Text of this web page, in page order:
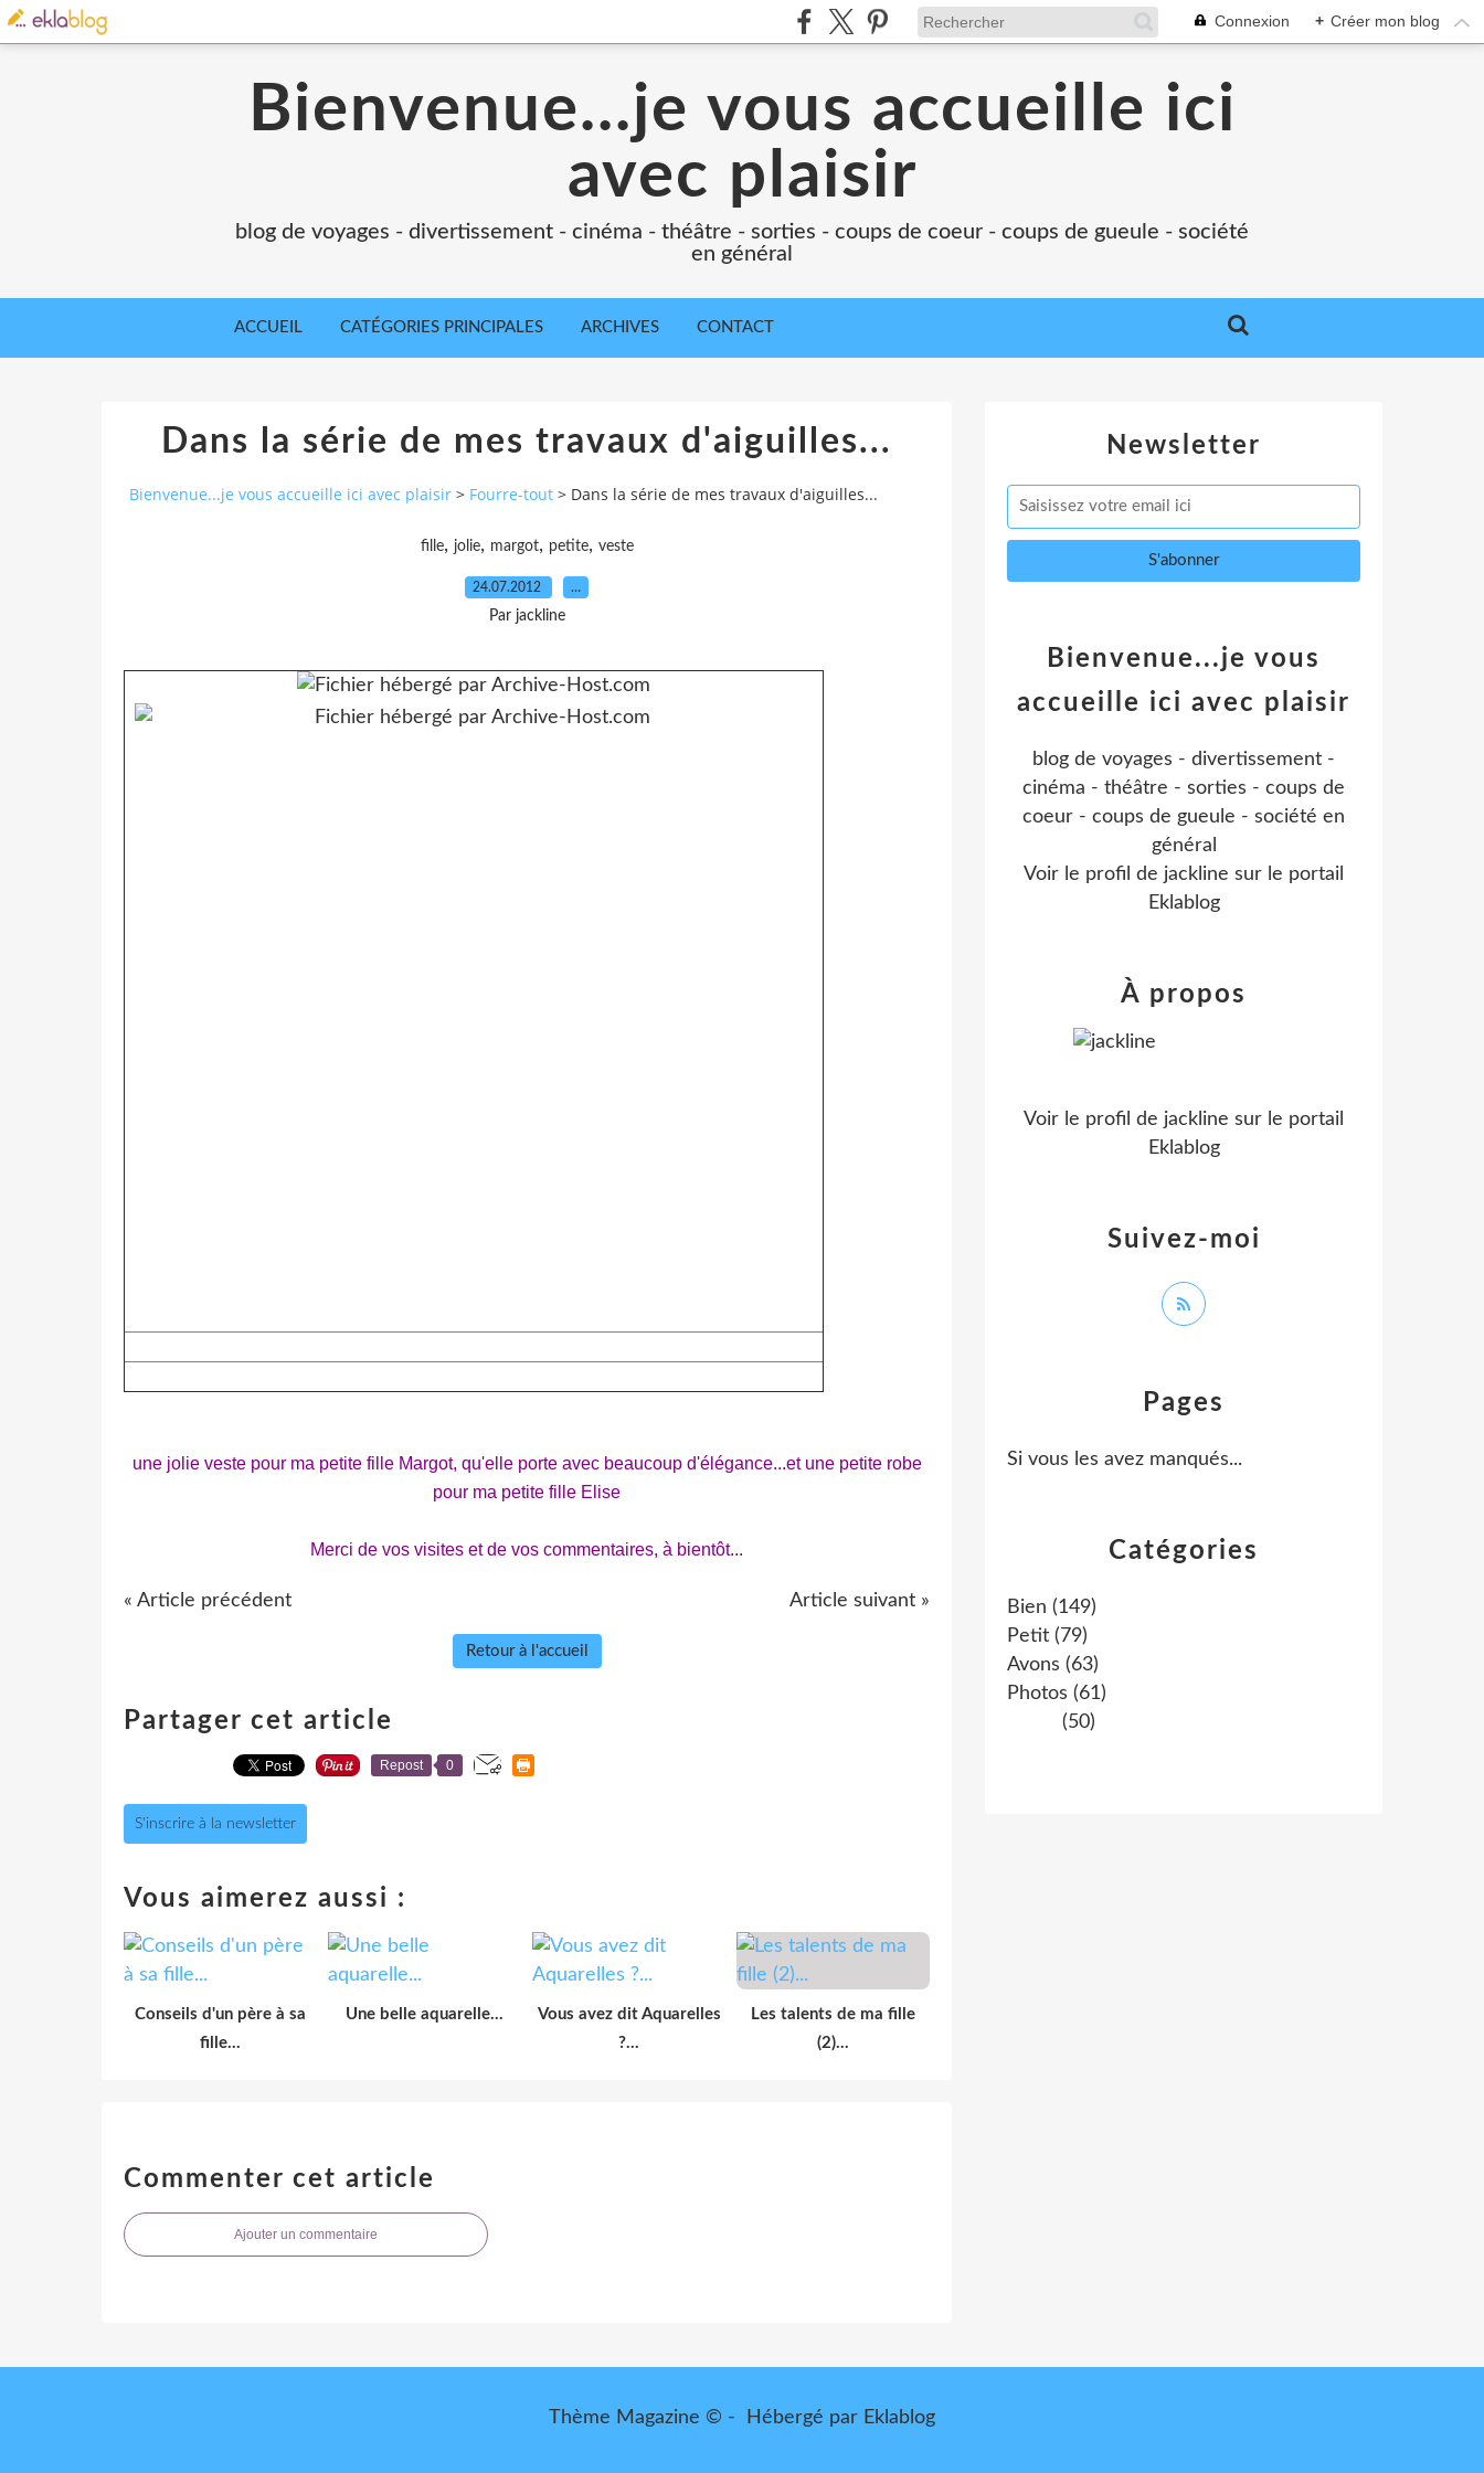
Connexion + Créer mon blog
Bienvenue...je vous accueille ici
avec plaisir
blog de voyages - divertissement - cinéma - théâtre - sorties - coups de coeur - coups de gueule - société
en général
ACCUEIL CATÉGORIES PRINCIPALES ARCHIVES CONTACT
Dans la série de mes travaux d'aiguilles...
Bienvenue...je vous accueille ici avec plaisir > Fourre-tout > Dans la série de mes travaux d'aiguilles...
fille, jolie, margot, petite, veste
24.07.2012 …
Par jackline
une jolie veste pour ma petite fille Margot, qu'elle porte avec beaucoup d'élégance...et une petite robe
pour ma petite fille Elise
Merci de vos visites et de vos commentaires, à bientôt...
« Article précédent Article suivant »
Retour à l'accueil
Partager cet article
Repost 0
S'inscrire à la newsletter
Vous aimerez aussi :
Conseils d'un père à sa
fille...
Une belle aquarelle...
Vous avez dit Aquarelles
?...
Les talents de ma fille
(2)...
Commenter cet article
Ajouter un commentaire
Newsletter
Catégories
Bien (149)
Petit (79)
Avons (63)
Photos (61)
(50)
Pages
Si vous les avez manqués...
Bienvenue...je vous
accueille ici avec plaisir
blog de voyages - divertissement -
cinéma - théâtre - sorties - coups de
coeur - coups de gueule - société en
général
Voir le profil de jackline sur le portail
Eklablog
Suivez-moi
À propos
Voir le profil de jackline sur le portail
Eklablog
Thème Magazine © - Hébergé par Eklablog